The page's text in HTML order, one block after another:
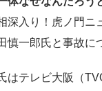
深入り！虎ノ門ニ
一郎氏と事故に
はテレビ大阪（